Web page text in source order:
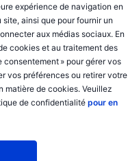
expérience de navigation en
ainsi que pour fournir un
aux médias sociaux. En
cookies et au traitement des
» pour gérer vos
vos préférences ou retirer votre
matière de cookies. Veuillez
de confidentialité pour en
the
that the
is more
lower
today.
dollars, or
at USD
supply